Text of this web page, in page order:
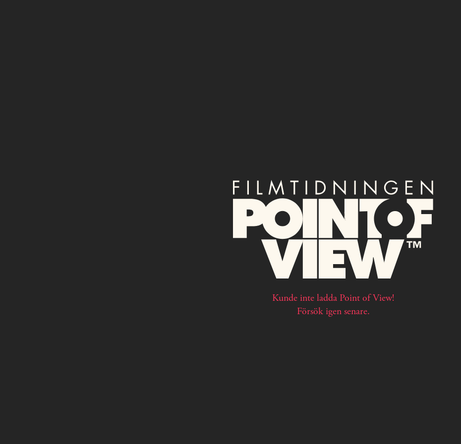
Kunde inte ladda Point of View!
Försök igen senare.